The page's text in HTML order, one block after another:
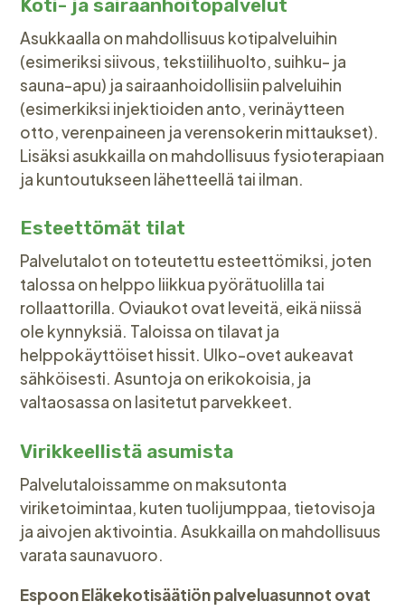
Koti- ja sairaanhoitopalvelut
Asukkaalla on mahdollisuus kotipalveluihin
(esimeriksi siivous, tekstiilihuolto, suihku- ja
sauna-apu) ja sairaanhoidollisiin palveluihin
(esimerkiksi injektioiden anto, verinäytteen
otto, verenpaineen ja verensokerin mittaukset).
Lisäksi asukkailla on mahdollisuus fysioterapiaan
ja kuntoutukseen lähetteellä tai ilman.
Esteettömät tilat
Palvelutalot on toteutettu esteettömiksi, joten
talossa on helppo liikkua pyörätuolilla tai
rollaattorilla. Oviaukot ovat leveitä, eikä niissä
ole kynnyksiä. Taloissa on tilavat ja
helppokäyttöiset hissit. Ulko-ovet aukeavat
sähköisesti. Asuntoja on erikokoisia, ja
valtaosassa on lasitetut parvekkeet.
Virikkeellistä asumista
Palvelutaloissamme on maksutonta
viriketoimintaa, kuten tuolijumppaa, tietovisoja
ja aivojen aktivointia. Asukkailla on mahdollisuus
varata saunavuoro.
Espoon Eläkekotisäätiön palveluasunnot ovat